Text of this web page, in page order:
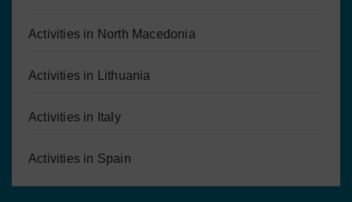
Activities in North Macedonia
Activities in Lithuania
Activities in Italy
Activities in Spain